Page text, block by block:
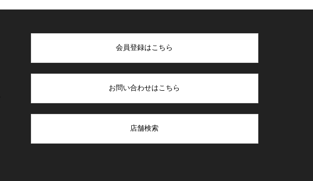
会員登録はこちら
お問い合わせはこちら
店舗検索